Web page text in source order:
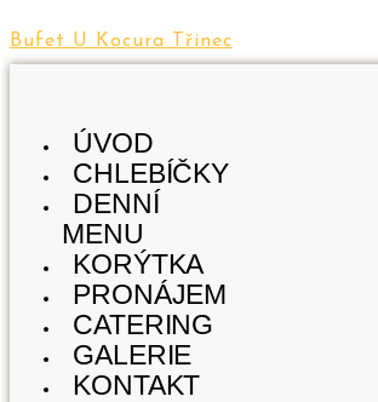
na
obsah
Bufet U Kocura Třinec
ÚVOD
CHLEBÍČKY
DENNÍ
MENU
KORÝTKA
PRONÁJEM
CATERING
GALERIE
KONTAKT
množství
množství